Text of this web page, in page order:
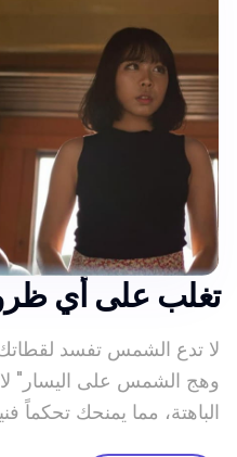
تغلب على أي
لا تدع الشمس تفسد
وهج الشمس على اليسار"
الباهتة، مما يمنحك تحكماً